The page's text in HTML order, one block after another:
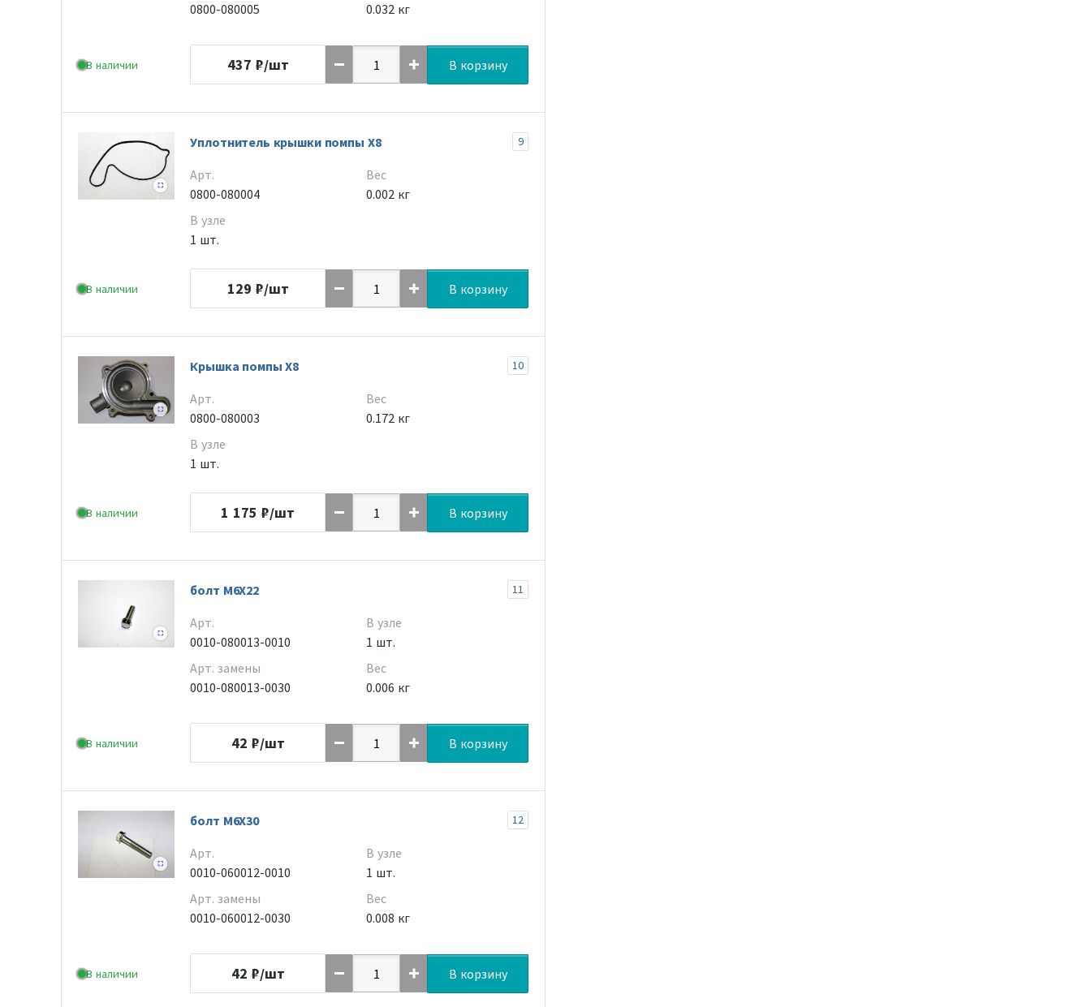
В наличии
0800-080005
0.032 кг
437 ₽/шт В корзину
В наличии
Уплотнитель крышки помпы Х8 9
Арт.
0800-080004
В узле
1 шт.
Вес
0.002 кг
129 ₽/шт В корзину
В наличии
Крышка помпы Х8 10
Арт.
0800-080003
В узле
1 шт.
Вес
0.172 кг
1 175 ₽/шт В корзину
В наличии
болт M6X22 11
Арт.
0010-080013-0010
Арт. замены
0010-080013-0030
В узле
1 шт.
Вес
0.006 кг
42 ₽/шт В корзину
В наличии
болт M6X30 12
Арт.
0010-060012-0010
Арт. замены
0010-060012-0030
В узле
1 шт.
Вес
0.008 кг
42 ₽/шт В корзину